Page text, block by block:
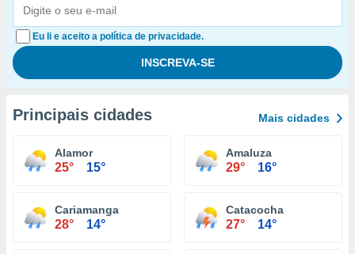
Eu li e aceito a política de privacidade.
Principais cidades Mais cidades
Alamor
25° 15°
Amaluza
29° 16°
Cariamanga
28° 14°
Catacocha
27° 14°